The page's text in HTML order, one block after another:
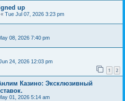
up
« Tue Jul 07, 2026 3:23 pm
08, 2026 7:40 pm
24, 2026 12:03 pm
1 2
Казино: Эксклюзивный
01, 2026 5:14 am